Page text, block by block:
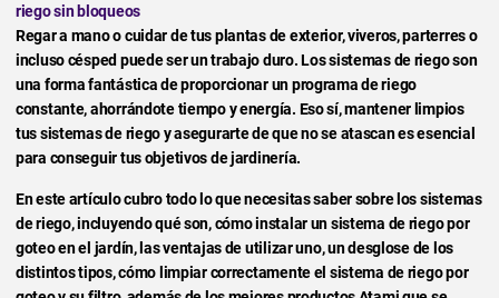
riego sin bloqueos
Regar a mano o cuidar de tus plantas de exterior, viveros, parterres o
incluso césped puede ser un trabajo duro. Los sistemas de riego son
una forma fantástica de proporcionar un programa de riego
constante, ahorrándote tiempo y energía. Eso sí, mantener limpios
tus sistemas de riego y asegurarte de que no se atascan es esencial
para conseguir tus objetivos de jardinería.
En este artículo cubro todo lo que necesitas saber sobre los sistemas
de riego, incluyendo qué son, cómo instalar un sistema de riego por
goteo en el jardín, las ventajas de utilizar uno, un desglose de los
distintos tipos, cómo limpiar correctamente el sistema de riego por